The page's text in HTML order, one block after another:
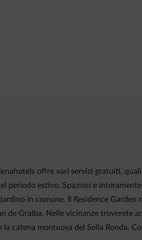
offre vari servizi gratuiti,
periodo estivo. Spaziosi e
in comune. Il Residence Garden
de Gralba. Nelle vicinanze troverete
catena montuosa del Sella Ronda.